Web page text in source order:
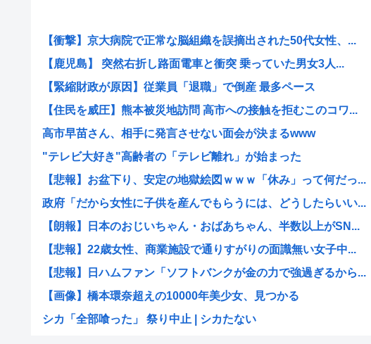
【衝撃】京大病院で正常な脳組織を誤摘出された50代女性、...
【鹿児島】 突然右折し路面電車と衝突 乗っていた男女3人...
【緊縮財政が原因】従業員「退職」で倒産 最多ペース
【住民を威圧】熊本被災地訪問 高市への接触を拒むこのコワ...
高市早苗さん、相手に発言させない面会が決まるwww
"テレビ大好き"高齢者の「テレビ離れ」が始まった
【悲報】お盆下り、安定の地獄絵図ｗｗｗ「休み」って何だっ...
政府「だから女性に子供を産んでもらうには、どうしたらいい...
【朗報】日本のおじいちゃん・おばあちゃん、半数以上がSN...
【悲報】22歳女性、商業施設で通りすがりの面識無い女子中...
【悲報】日ハムファン「ソフトバンクが金の力で強過ぎるから...
【画像】橋本環奈超えの10000年美少女、見つかる
シカ「全部喰った」 祭り中止 | シカたない